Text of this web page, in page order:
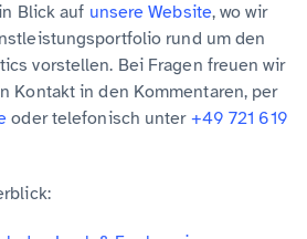
Blick auf unsere Website, wo wir
rund um den
vorstellen. Bei Fragen freuen wir
Kontakt in den Kommentaren, per
oder telefonisch unter +49 721 619